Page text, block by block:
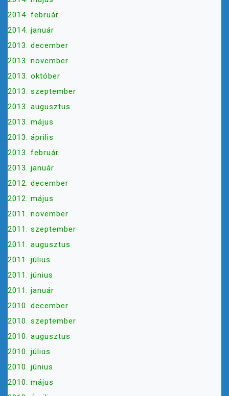
2014. február
2014. január
2013. december
2013. november
2013. október
2013. szeptember
2013. augusztus
2013. május
2013. április
2013. február
2013. január
2012. december
2012. május
2011. november
2011. szeptember
2011. augusztus
2011. július
2011. június
2011. január
2010. december
2010. szeptember
2010. augusztus
2010. július
2010. június
2010. május